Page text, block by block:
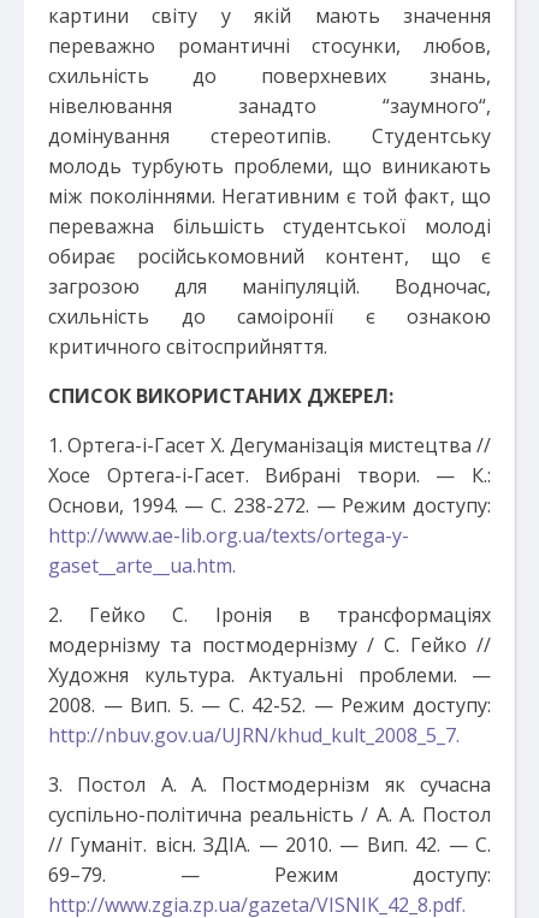
картини світу у якій мають значення
переважно романтичні стосунки, любов,
схильність до поверхневих знань,
нівелювання занадто “заумного“,
домінування стереотипів. Студентську
молодь турбують проблеми, що виникають
між поколіннями. Негативним є той факт, що
переважна більшість студентської молоді
обирає російськомовний контент, що є
загрозою для маніпуляцій. Водночас,
схильність до самоіронії є ознакою
критичного світосприйняття.
СПИСОК ВИКОРИСТАНИХ ДЖЕРЕЛ:
1. Ортега-і-Гасет Х. Дегуманізація мистецтва //
Хосе Ортега-і-Гасет. Вибрані твори. — К.:
Основи, 1994. — С. 238-272. — Режим доступу:
http://www.ae-lib.org.ua/texts/ortega-y-
gaset__arte__ua.htm.
2. Гейко С. Іронія в трансформаціях
модернізму та постмодернізму / С. Гейко //
Художня культура. Актуальні проблеми. —
2008. — Вип. 5. — С. 42-52. — Режим доступу:
http://nbuv.gov.ua/UJRN/khud_kult_2008_5_7.
3. Постол А. А. Постмодернізм як сучасна
суспільно-політична реальність / А. А. Постол
// Гуманіт. вісн. ЗДІА. — 2010. — Вип. 42. — С.
69–79. — Режим доступу:
http://www.zgia.zp.ua/gazeta/VISNIK_42_8.pdf.